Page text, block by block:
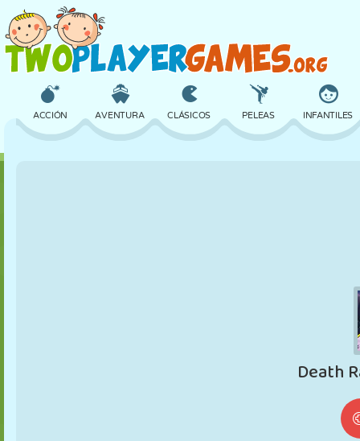
ACCIÓN AVENTURA CLÁSICOS PELEAS INFANTILES
ROBOTS